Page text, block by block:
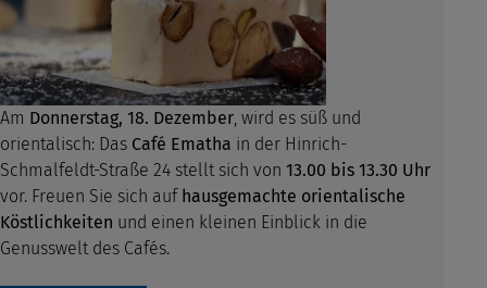
Am Donnerstag, 18. Dezember, wird es süß und
orientalisch: Das Café Ematha in der Hinrich-
Schmalfeldt-Straße 24 stellt sich von 13.00 bis 13.30 Uhr
vor. Freuen Sie sich auf hausgemachte orientalische
Köstlichkeiten und einen kleinen Einblick in die
Genusswelt des Cafés.